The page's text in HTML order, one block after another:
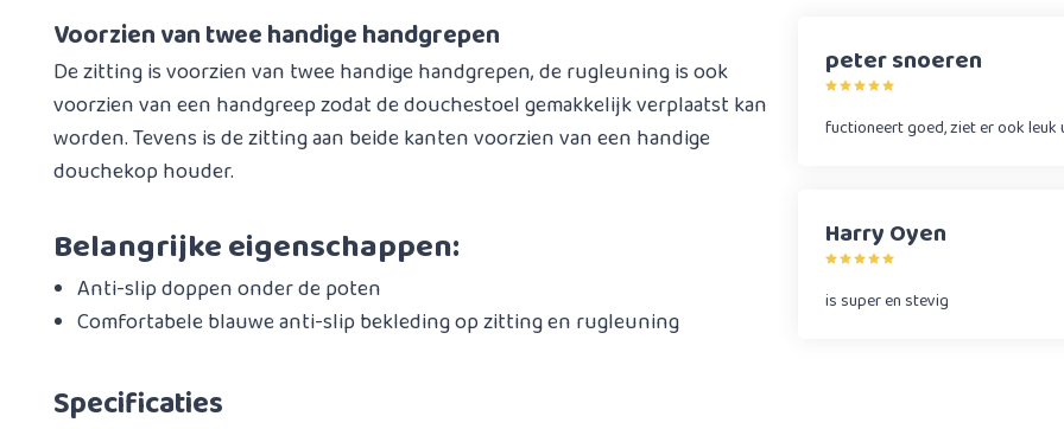
Voorzien van twee handige handgrepen
De zitting is voorzien van twee handige handgrepen, de rugleuning is ook
voorzien van een handgreep zodat de douchestoel gemakkelijk verplaatst kan
worden. Tevens is de zitting aan beide kanten voorzien van een handige
douchekop houder.
Belangrijke eigenschappen:
Anti-slip doppen onder de poten
Comfortabele blauwe anti-slip bekleding op zitting en rugleuning
Specificaties
peter snoeren
fuctioneert goed, ziet er ook leuk
Harry Oyen
is super en stevig